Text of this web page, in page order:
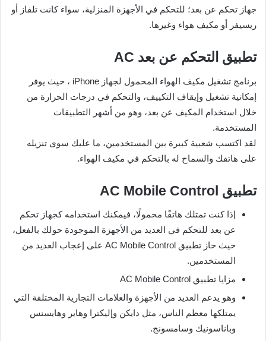
جهاز تحكم عن بعد؛ للتحكم في الأجهزة المنزلية، سواء كانت تلفاز أو
ريسيفر أو مكيف هواء وغيرها.
تطبيق التحكم عن بعد AC
برنامج تشغيل مكيف الهواء المحمول لجهاز iPhone ، حيث يوفر
إمكانية تشغيل وإيقاف التكييف، والتحكم في درجات الحرارة من
خلال استخدام المكيف عن بعد، وهو من أشهر التطبيقات
المستخدمة.
لقد اكتسب شعبية كبيرة بين المستخدمين، ما عليك سوى تنزيله
على هاتفك والسماح له بالتحكم في مكيف الهواء.
تطبيق AC Mobile Control
إذا كنت تمتلك هاتفًا محمولًا، فيمكنك استخدامه كجهاز تحكم
عن بعد للتحكم في العديد من الأجهزة الموجودة حولك بالفعل،
حيث حاز تطبيق AC Mobile Control على إعجاب العديد من
المستخدمين.
مزايا تطبيق AC Mobile Control
وهو يدعم العديد من الأجهزة والعلامات التجارية المختلفة التي
يمتلكها معظم الناس، مثل دايكن وإليكترا وهاير وهايسنس
وباناسونيك وسامسونج.